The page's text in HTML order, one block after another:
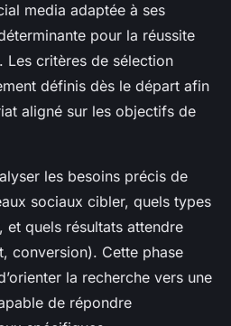
media adaptée à ses
pour la réussite
Les critères de sélection
définis dès le départ afin
aligné sur les objectifs de
les besoins précis de
sociaux cibler, quels types
quels résultats attendre
conversion). Cette phase
la recherche vers une
de répondre